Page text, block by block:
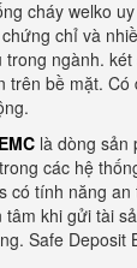
cháy welko
chỉ và
ngành.
trên bề mặt. Có
là dòng sản
các hệ
có tính năng
khi gửi tài
Safe Deposit